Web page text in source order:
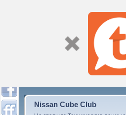
Nissan Cube Club